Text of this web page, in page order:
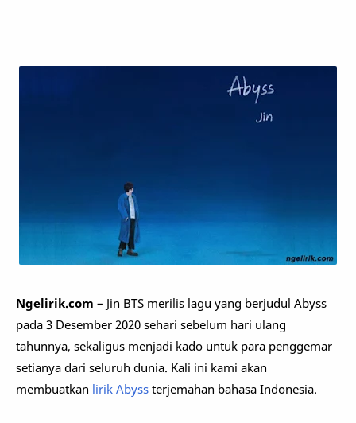
Ngelirik.com – Jin BTS merilis lagu yang berjudul Abyss
pada 3 Desember 2020 sehari sebelum hari ulang
tahunnya, sekaligus menjadi kado untuk para penggemar
setianya dari seluruh dunia. Kali ini kami akan
membuatkan lirik Abyss terjemahan bahasa Indonesia.